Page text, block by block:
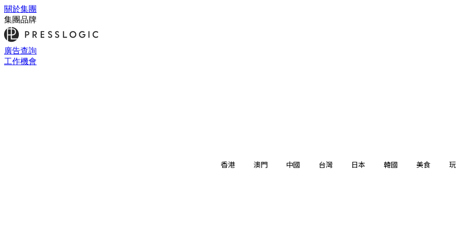
關於集團
集團品牌
廣告查詢
工作機會
香港 澳門 中國 台灣 日本 韓國 美食